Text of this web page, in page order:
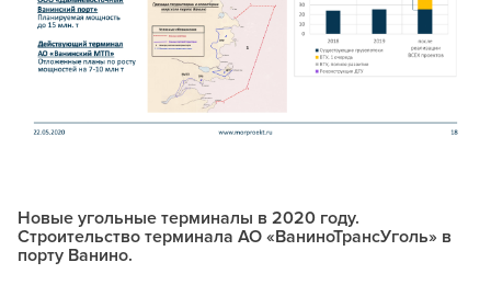
Новые угольные терминалы в 2020 году.
Строительство терминала АО «ВаниноТрансУголь» в
порту Ванино.